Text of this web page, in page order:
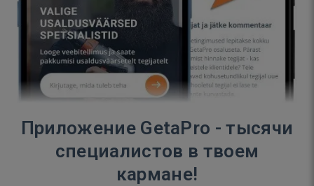
Приложение GetaPro - тысячи
специалистов в твоем
кармане!